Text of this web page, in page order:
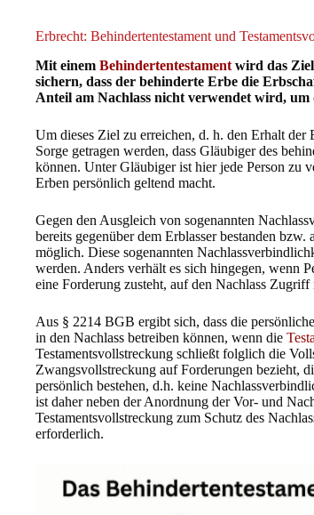
Erbrecht: Behindertentestament und
Mit einem Behindertentestament wird das
sichern, dass der behinderte Erbe die
Anteil am Nachlass nicht verwendet wird, um
Um dieses Ziel zu erreichen, d. h. den Erhalt der
Sorge getragen werden, dass Gläubiger des
können. Unter Gläubiger ist hier jede Person zu
Erben persönlich geltend macht.
Gegen den Ausgleich von sogenannten
bereits gegenüber dem Erblasser bestanden
möglich. Diese sogenannten
werden. Anders verhält es sich hingegen, wenn
eine Forderung zusteht, auf den Nachlass
Aus § 2214 BGB ergibt sich, dass die
in den Nachlass betreiben können, wenn die
Testamentsvollstreckung schließt folglich die
Zwangsvollstreckung auf Forderungen bezieht,
persönlich bestehen, d.h. keine
ist daher neben der Anordnung der Vor- und
Testamentsvollstreckung zum Schutz des
erforderlich.